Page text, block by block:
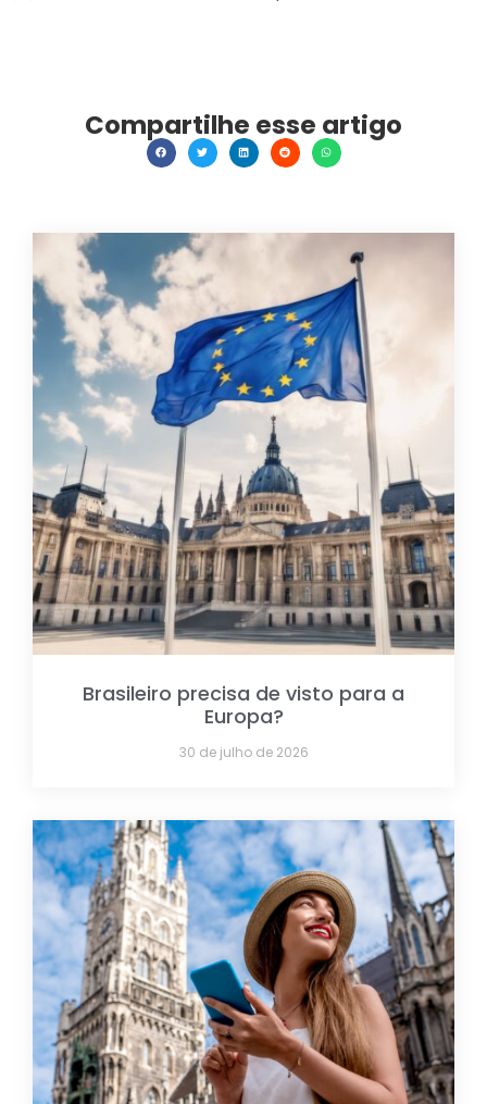
Compartilhe esse artigo
Brasileiro precisa de visto para a
Europa?
30 de julho de 2026